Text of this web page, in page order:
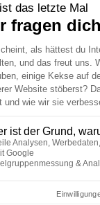
die
bis zum Beginn
Die Continentale
an Liegestühlen,
ihres
einer Palette an
Wir
Details. Dafür